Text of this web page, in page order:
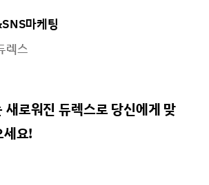
마케팅
렉스
새로워진 듀렉스로 당신에게 맞
요!